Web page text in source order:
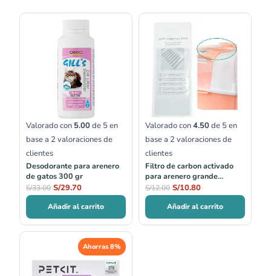
Valorado con 5.00de 5 en
base a 2 valoraciones de
clientes
Desodorante para arenero
de gatos 300 gr
S/33.00 S/29.70
Añadir al carrito
Valorado con4.50de 5 en
base a 2 valoraciones de
clientes
Filtro de carbon activado
para arenero grande
Esquina
S/12.00 S/10.80
Añadir al carrito
Ahorras 8%
original
El
precio